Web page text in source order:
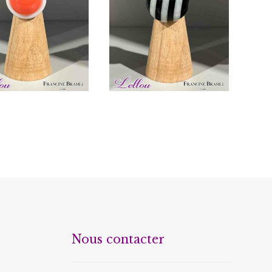
€48.00 €48.00
Nous contacter